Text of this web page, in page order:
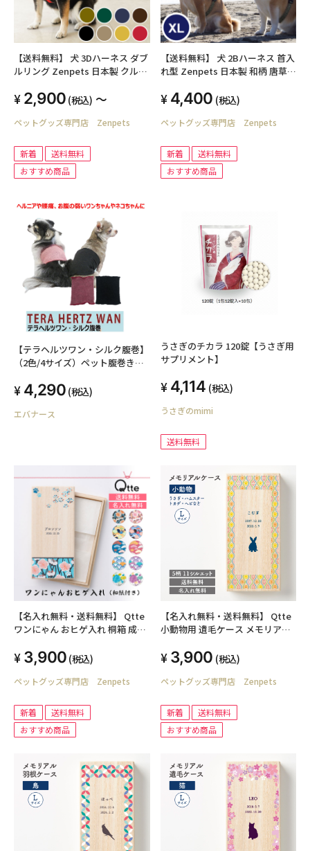
【送料無料】 犬 3Dハーネス ダブ
ルリング Zenpets 日本製 クルー
2,900 (税込) ～
ペットグッズ専門店 Zenpets
新着
送料無料
おすすめ商品
【送料無料】 犬 2Bハーネス 首入
れ型 Zenpets 日本製 和柄 唐草
4,400 (税込)
ペットグッズ専門店 Zenpets
新着
送料無料
おすすめ商品
【テラヘルツワン・シルク腹巻】
（2色/4サイズ）ペット腹巻き
ズ 冷え症 ヘルニア 腰痛 ズ
レない
4,290 (税込)
エバナース
うさぎのチカラ 120錠【うさぎ用
サプリメント】
4,114 (税込)
うさぎのmimi
送料無料
【名入れ無料・送料無料】 Qtte
ワンにゃん おヒゲ入れ 桐箱 成長
3,900 (税込)
ペットグッズ専門店 Zenpets
新着
送料無料
おすすめ商品
【名入れ無料・送料無料】 Qtte
小動物用 遺毛ケース メモリアル
3,900 (税込)
ペットグッズ専門店 Zenpets
新着
送料無料
おすすめ商品